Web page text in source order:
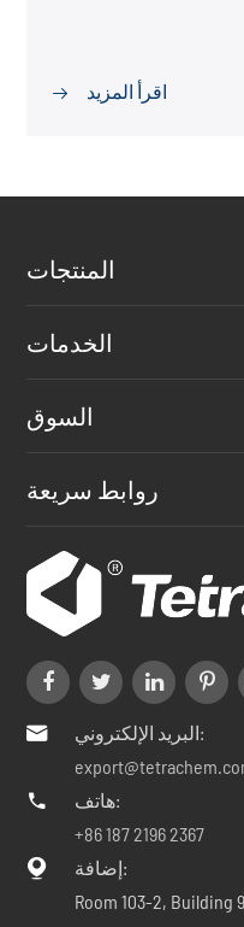
 اقرأ المزيد
المنتجات
الخدمات
السوق
روابط سريعة

البريد الإلكتروني:

هاتف:
+86 187 2196 2367

إضافة:
Room 103-2, Building